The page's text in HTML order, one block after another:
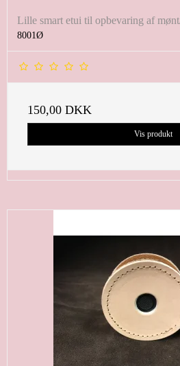
Lille smart etui til opbevaring af
8001Ø
150,00 DKK
Vis produkt